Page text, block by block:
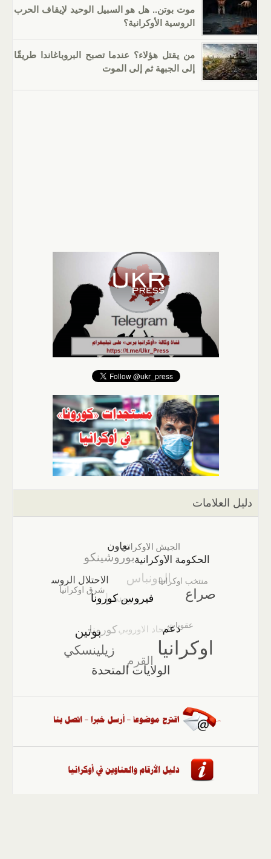
موت بوتن.. هل هو السبيل الوحيد لإيقاف الحرب
الروسية الأوكرانية؟
من يقتل هؤلاء؟ عندما تصبح البروباغاندا طريقًا
إلى الجبهة ثم إلى الموت
دليل العلامات